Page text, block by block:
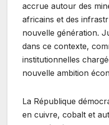
accrue autour des
africains et des
nouvelle génération.
dans ce contexte,
institutionnelles
nouvelle ambition
La République
en cuivre, cobalt et